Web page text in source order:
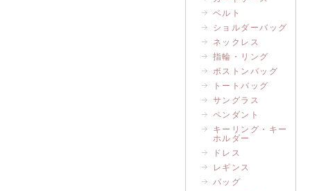
ベルト
ショルダーバッグ
ネックレス
指輪・リング
ボストンバッグ
トートバッグ
サングラス
ペンダント
キーリング・キー
ホルダー
ドレス
レギンス
バッグ